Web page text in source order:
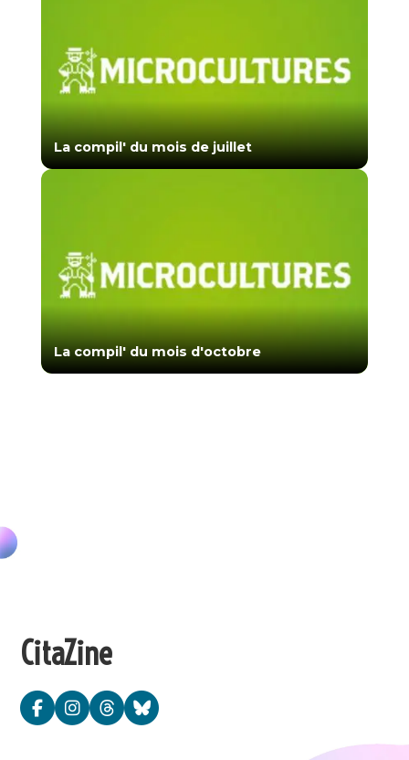
La compil' du mois de juillet
La compil' du mois d'octobre
CitaZine